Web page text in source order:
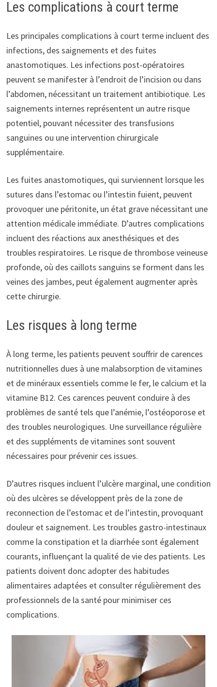
Les complications à court terme
Les principales complications à court terme incluent des
infections, des saignements et des fuites
anastomotiques. Les infections post-opératoires
peuvent se manifester à l’endroit de l’incision ou dans
l’abdomen, nécessitant un traitement antibiotique. Les
saignements internes représentent un autre risque
potentiel, pouvant nécessiter des transfusions
sanguines ou une intervention chirurgicale
supplémentaire.
Les fuites anastomotiques, qui surviennent lorsque les
sutures dans l’estomac ou l’intestin fuient, peuvent
provoquer une péritonite, un état grave nécessitant une
attention médicale immédiate. D’autres complications
incluent des réactions aux anesthésiques et des
troubles respiratoires. Le risque de thrombose veineuse
profonde, où des caillots sanguins se forment dans les
veines des jambes, peut également augmenter après
cette chirurgie.
Les risques à long terme
À long terme, les patients peuvent souffrir de carences
nutritionnelles dues à une malabsorption de vitamines
et de minéraux essentiels comme le fer, le calcium et la
vitamine B12. Ces carences peuvent conduire à des
problèmes de santé tels que l’anémie, l’ostéoporose et
des troubles neurologiques. Une surveillance régulière
et des suppléments de vitamines sont souvent
nécessaires pour prévenir ces issues.
D’autres risques incluent l’ulcère marginal, une condition
où des ulcères se développent près de la zone de
reconnection de l’estomac et de l’intestin, provoquant
douleur et saignement. Les troubles gastro-intestinaux
comme la constipation et la diarrhée sont également
courants, influençant la qualité de vie des patients. Les
patients doivent donc adopter des habitudes
alimentaires adaptées et consulter régulièrement des
professionnels de la santé pour minimiser ces
complications.